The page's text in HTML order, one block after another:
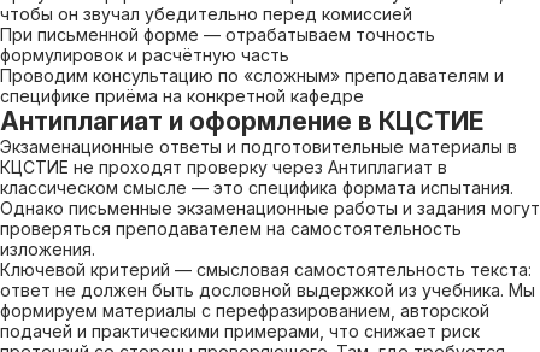
чтобы он звучал убедительно перед комиссией
При письменной форме — отрабатываем точность
формулировок и расчётную часть
Проводим консультацию по «сложным» преподавателям и
специфике приёма на конкретной кафедре
Антиплагиат и оформление в КЦСТИЕ
Экзаменационные ответы и подготовительные материалы в
КЦСТИЕ не проходят проверку через Антиплагиат в
классическом смысле — это специфика формата испытания.
Однако письменные экзаменационные работы и задания могут
проверяться преподавателем на самостоятельность
изложения.
Ключевой критерий — смысловая самостоятельность текста:
ответ не должен быть дословной выдержкой из учебника. Мы
формируем материалы с перефразированием, авторской
подачей и практическими примерами, что снижает риск